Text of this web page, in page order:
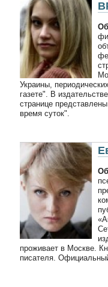
Украины,
газете". В
странице
время суток".
проживает в Москве.
писателя.